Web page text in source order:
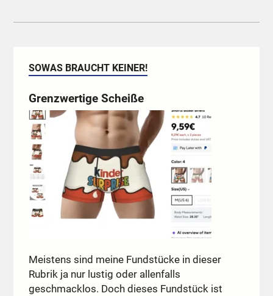
SOWAS BRAUCHT KEINER!
Grenzwertige Scheiße
Meistens sind meine Fundstücke in dieser
Rubrik ja nur lustig oder allenfalls
geschmacklos. Doch dieses Fundstück ist